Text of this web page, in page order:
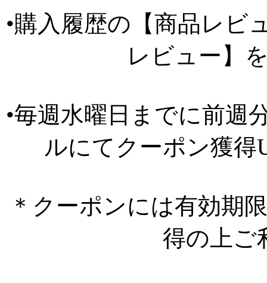
•購入履歴の【商品レビ
レビュー】
•毎週水曜日までに前週
ルにてクーポン獲
＊クーポンには有効期
得の上ご